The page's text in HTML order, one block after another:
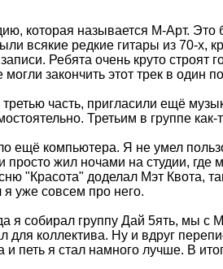
которая называется М-Арт.
всякие редкие гитары из 70-х,
записи. Ребята очень круто
закончить этот трек в один
часть, пригласили ещё
Третьим в группе
ещё компьютера. Я не умел
жил ночами на студии, где
"Красота" доделал Мэт Квота,
уже совсем про него.
я собирал группу Дай 5ять, мы с
для коллектива. Ну и вдруг
петь я стал намного лучше. В